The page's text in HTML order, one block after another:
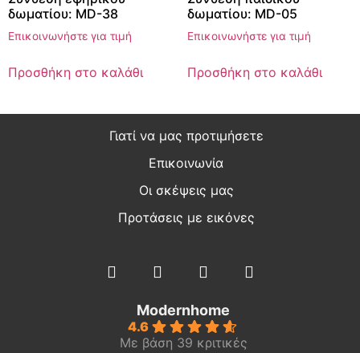
δωματίου: MD-38
Επικοινωνήστε για τιμή
Προσθήκη στο καλάθι
δωματίου: MD-05
Επικοινωνήστε για τιμή
Προσθήκη στο καλάθι
Γιατί να μας προτιμήσετε
Επικοινωνία
Οι σκέψεις μας
Προτάσεις με εικόνες
Modernhome
4.6
Με βάση 39 κριτικές